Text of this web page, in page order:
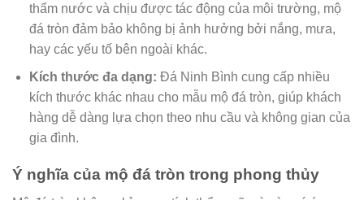
thấm nước và chịu được tác động của môi trường, mộ
đá tròn đảm bảo không bị ảnh hưởng bởi nắng, mưa,
hay các yếu tố bên ngoài khác.
Kích thước đa dạng: Đá Ninh Bình cung cấp nhiều
kích thước khác nhau cho mẫu mộ đá tròn, giúp khách
hàng dễ dàng lựa chọn theo nhu cầu và không gian của
gia đình.
Ý nghĩa của mộ đá tròn trong phong thủy